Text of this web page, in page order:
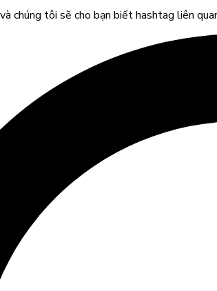
chúng tôi sẽ cho bạn biết hashtag liên